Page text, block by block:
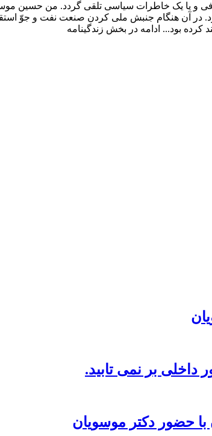
کرد. در آن هنگام جنبش ملی کردن صنعت نفت و جوّ
بود... ادامه در بخش زندگینامه
داخلی بر نمی تابید.
حضور دکتر موسویان